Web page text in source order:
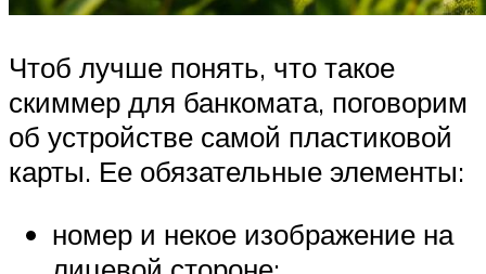
Чтоб лучше понять, что такое
скиммер для банкомата, поговорим
об устройстве самой пластиковой
карты. Ее обязательные элементы:
номер и некое изображение на